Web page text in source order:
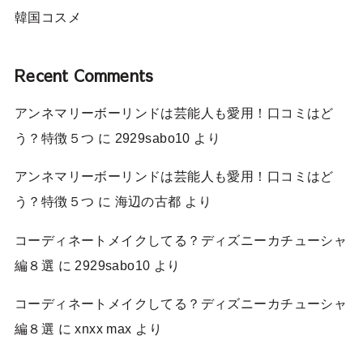
韓国コスメ
Recent Comments
アンネマリーボーリンドは芸能人も愛用！口コミはど
う？特徴５つ に 2929sabo10 より
アンネマリーボーリンドは芸能人も愛用！口コミはど
う？特徴５つ に 海辺の古都 より
コーディネートメイクしてる？ディズニーカチューシャ
編８選 に 2929sabo10 より
コーディネートメイクしてる？ディズニーカチューシャ
編８選 にxnxx max より